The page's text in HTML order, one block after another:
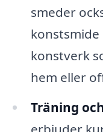
smeder
konstsmide
konstverk
hem eller
Träning